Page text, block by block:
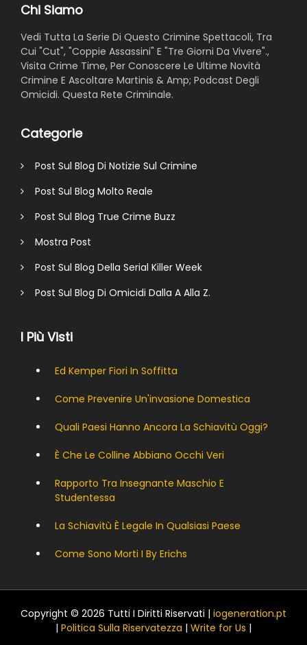
Chi Siamo
Vedi Tutta La Serie Di Questo Crimine Spettacoli, Tra
Cui "Cut", "Coppie Assassini" E "Tre Giorni Da Vivere".,
Visita Crime Time, Per Conoscere Le Ultime Novità
Crimine E Ascoltare Martinis & Amp; Podcast Degli
Omicidi. Questa Rete Criminale.
Categorie
Post Sul Blog Di Notizie Sul Crimine
Post Sul Blog Molto Reale
Post Sul Blog True Crime Buzz
Mostra Post
Post Sul Blog Della Serial Killer Week
Post Sul Blog Di Omicidi Dalla A Alla Z.
I Più Visti
Ed Kemper Fiori In Soffitta
Come Prevenire Un'invasione Domestica
Quali Paesi Hanno Ancora La Schiavitù Oggi?
È Che Le Colline Abbiano Occhi Veri
Rapporto Tra Insegnante Maschio E
Studentessa
La Schiavitù È Legale In Qualsiasi Paese
Come Sono Morti I By Erichs
Copyright © 2026 Tutti I Diritti Riservati | iogeneration.pt
| Politica Sulla Riservatezza | Write for Us |